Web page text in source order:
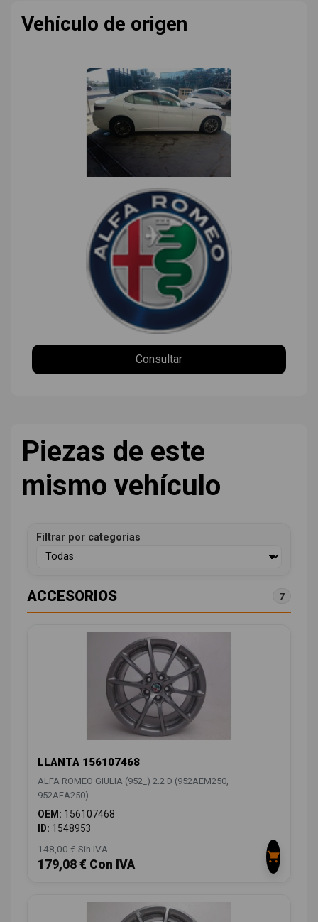
Vehículo de origen
Consultar
Piezas de este
mismo vehículo
Filtrar por categorías
ACCESORIOS 7
LLANTA 156107468
ALFA ROMEO GIULIA (952_) 2.2 D (952AEM250,
952AEA250)
OEM: 156107468
ID: 1548953
148,00 € Sin IVA
179,08 € Con IVA